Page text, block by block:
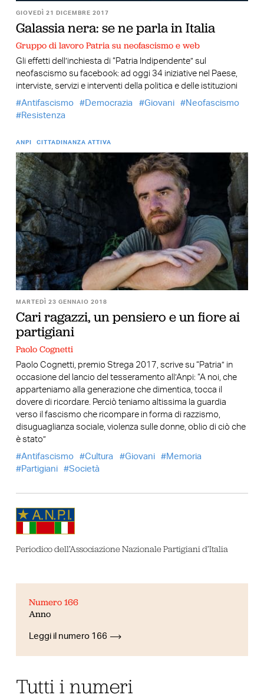
GIOVEDÌ 21 DICEMBRE 2017
Galassia nera: se ne parla in Italia
Gruppo di lavoro Patria su neofascismo e web
Gli effetti dell’inchiesta di “Patria Indipendente” sul
neofascismo su facebook: ad oggi 34 iniziative nel Paese,
interviste, servizi e interventi della politica e delle istituzioni
Antifascismo
Democrazia Giovani
Neofascismo
Resistenza
ANPI CITTADINANZA ATTIVA
MARTEDÌ 23 GENNAIO 2018
Cari ragazzi, un pensiero e un fiore ai
partigiani
Paolo Cognetti
Paolo Cognetti, premio Strega 2017, scrive su “Patria” in
occasione del lancio del tesseramento all’Anpi: “A noi, che
apparteniamo alla generazione che dimentica, tocca il
dovere di ricordare. Perciò teniamo altissima la guardia
verso il fascismo che ricompare in forma di razzismo,
disuguaglianza sociale, violenza sulle donne, oblio di ciò che
è stato”
Antifascismo
Cultura Giovani
Memoria
Partigiani
Società
Periodico dell’Associazione Nazionale Partigiani d’Italia
Numero 166
Anno
Leggi il numero 166
Tutti i numeri